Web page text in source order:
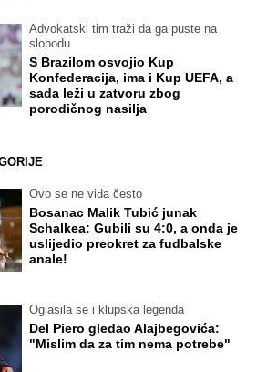
Advokatski tim traži da ga puste na
slobodu
S Brazilom osvojio Kup
Konfederacija, ima i Kup UEFA, a
sada leži u zatvoru zbog
porodičnog nasilja
Ovo se ne viđa često
Bosanac Malik Tubić junak
Schalkea: Gubili su 4:0, a onda je
uslijedio preokret za fudbalske
anale!
Oglasila se i klupska legenda
Del Piero gledao Alajbegovića:
"Mislim da za tim nema potrebe"